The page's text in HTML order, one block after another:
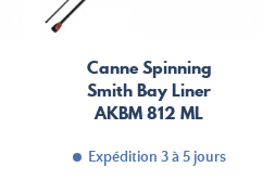
Canne Spinning
Smith Bay Liner
AKBM 812 ML
Expédition 3 à 5 jours